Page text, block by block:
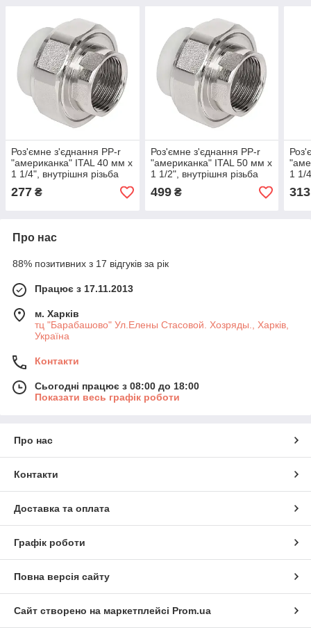
Роз'ємне з'єднання PP-r
"американка" ITAL 40 мм х
1 1/4", внутрішня різьба
277 ₴
Роз'ємне з'єднання PP-r
"американка" ITAL 50 мм х
1 1/2", внутрішня різьба
499₴
1 1/
313
Про нас
88% позитивних з 17 відгуків за рік
Працює з 17.11.2013
м. Харків
тц "Барабашово" Ул.Елены Стасовой. Хозряды., Харків,
Україна
Контакти
Сьогодні працює з 08:00 до 18:00
Показати весь графік роботи
Про нас
Контакти
Доставка та оплата
Графік роботи
Повна версія сайту
Сайт створено на маркетплейсі Prom.ua